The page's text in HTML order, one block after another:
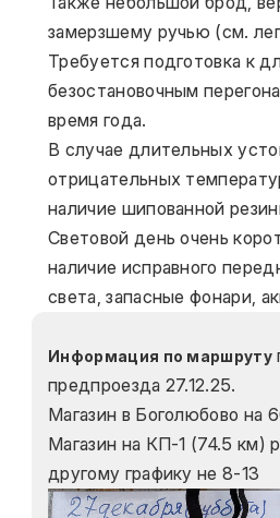
замерзшему ручью (см.
Требуется подготовка к
безостановочным
время года.
В случае длительных
отрицательных
наличие шипованной
Световой день очень
наличие исправного
света, запасные фонари,
Информация по маршруту
предпроезда 27.12.25.
Магазин в Боголюбово на
Магазин на КП-1 (74.5 км)
другому графику не 8-13